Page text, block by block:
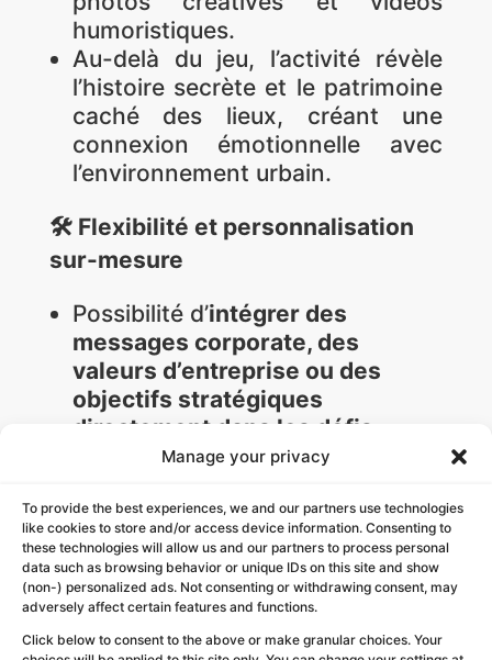
Manage your privacy
To provide the best experiences, we and our partners use technologies
like cookies to store and/or access device information. Consenting to
these technologies will allow us and our partners to process personal
data such as browsing behavior or unique IDs on this site and show
(non-) personalized ads. Not consenting or withdrawing consent, may
adversely affect certain features and functions.
Click below to consent to the above or make granular choices. Your
humoristiques.
Au-delà du jeu, l’activité révèle
l’histoire secrète et le patrimoine
caché des lieux, créant une
connexion émotionnelle avec
l’environnement urbain.
🛠️ Flexibilité et personnalisation
sur-mesure
Possibilité d’intégrer des
messages corporate, des
valeurs d’entreprise ou des
objectifs stratégiques
directement dans les défis.
Lieux variés :adaptable à
(Le Marais, Montmartre,
Versailles, etc.).
Encadrement hybride : les
équipes sont autonomes mais
suivies à distance par des